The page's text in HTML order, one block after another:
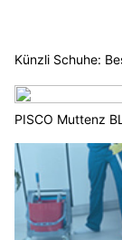
Künzli Schuhe:
PISCO Muttenz